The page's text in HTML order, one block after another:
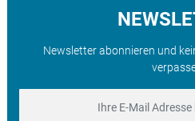
Newsletter abonnieren und